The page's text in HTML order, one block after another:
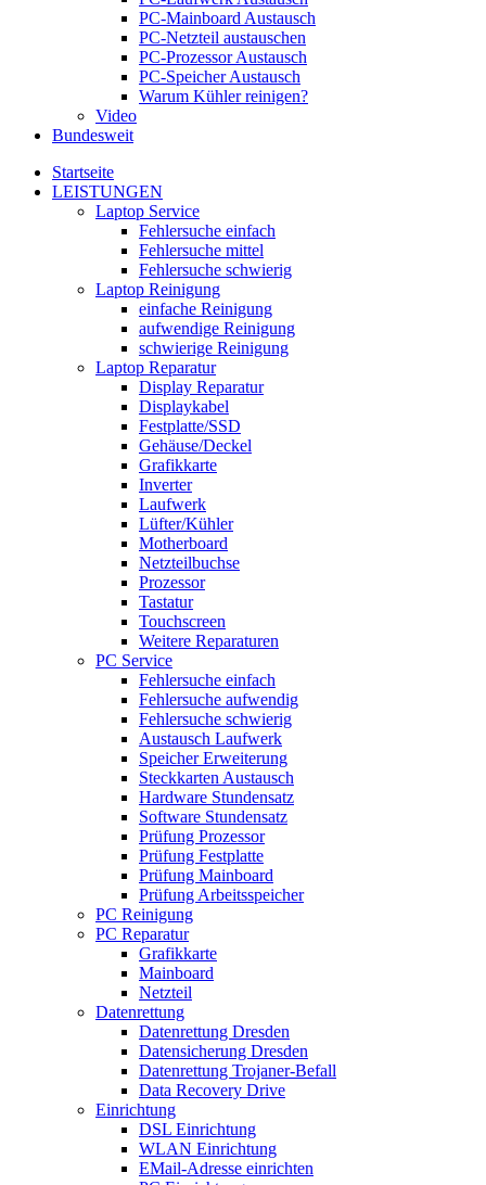
PC-Mainboard Austausch
PC-Netzteil austauschen
PC-Prozessor Austausch
PC-Speicher Austausch
Warum Kühler reinigen?
Video
Bundesweit
Startseite
LEISTUNGEN
Laptop Service
Fehlersuche einfach
Fehlersuche mittel
Fehlersuche schwierig
Laptop Reinigung
einfache Reinigung
aufwendige Reinigung
schwierige Reinigung
Laptop Reparatur
Display Reparatur
Displaykabel
Festplatte/SSD
Gehäuse/Deckel
Grafikkarte
Inverter
Laufwerk
Lüfter/Kühler
Motherboard
Netzteilbuchse
Prozessor
Tastatur
Touchscreen
Weitere Reparaturen
PC Service
Fehlersuche einfach
Fehlersuche aufwendig
Fehlersuche schwierig
Austausch Laufwerk
Speicher Erweiterung
Steckkarten Austausch
Hardware Stundensatz
Software Stundensatz
Prüfung Prozessor
Prüfung Festplatte
Prüfung Mainboard
Prüfung Arbeitsspeicher
PC Reinigung
PC Reparatur
Grafikkarte
Mainboard
Netzteil
Datenrettung
Datenrettung Dresden
Datensicherung Dresden
Datenrettung Trojaner-Befall
Data Recovery Drive
Einrichtung
DSL Einrichtung
WLAN Einrichtung
EMail-Adresse einrichten